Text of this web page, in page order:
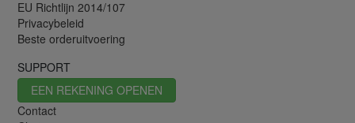
EU Richtlijn 2014/107
Privacybeleid
Beste orderuitvoering
SUPPORT
EEN REKENING OPENEN
Contact